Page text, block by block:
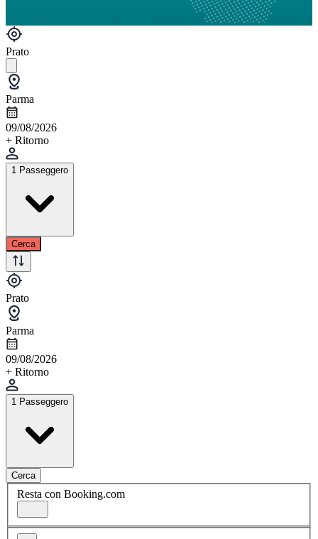
Prato
Parma
09/08/2026
+ Ritorno
1 Passeggero
Cerca
Prato
Parma
09/08/2026
+ Ritorno
1 Passeggero
Cerca
Resta con Booking.com